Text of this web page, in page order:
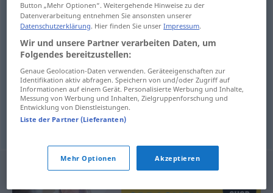
Mustern uzorak
Modell n uzorak
Paradigman uzorak GRAM
Probenummerf uzorak časopis
Button „Mehr Optionen“. Weitergehende Hinweise zu der
Datenverarbeitung entnehmen Sie ansonsten unserer
Datenschutzerklärung. Hier finden Sie unserImpressum.
Wir und unsere Partner verarbeiten Daten, um
Folgendes bereitzustellen:
Genaue Geolocation-Daten verwenden. Geräteeigenschaften zur
Identifikation aktiv abfragen. Speichern von und/oder Zugriff auf
Informationen auf einem Gerät. Personalisierte Werbung und Inhalte,
Messung von Werbung und Inhalten, Zielgruppenforschung und
Entwicklung von Dienstleistungen.
Liste der Partner (Lieferanten)
Mehr Optionen Akzeptieren